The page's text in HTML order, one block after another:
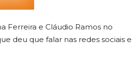
Ferreira e Cláudio Ramos no
deu que falar nas redes sociais e